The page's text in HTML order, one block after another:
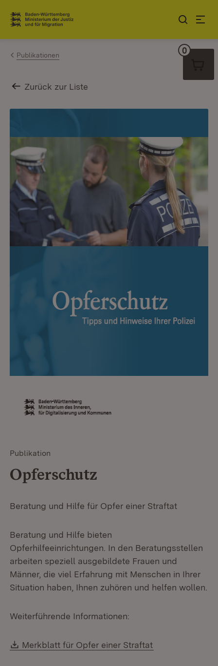
Zum Inhalt springen
Link zur Startseite
Publikationen
Zurück zur Liste
Publikation
Opferschutz
Beratung und Hilfe für Opfer einer Straftat
Beratung und Hilfe bieten
Opferhilfeeinrichtungen. In den Beratungsstellen
arbeiten speziell ausgebildete Frauen und
Männer, die viel Erfahrung mit Menschen in Ihrer
Situation haben, Ihnen zuhören und helfen wollen.
Weiterführende Informationen:
Download:
Merkblatt für Opfer einer Straftat
0